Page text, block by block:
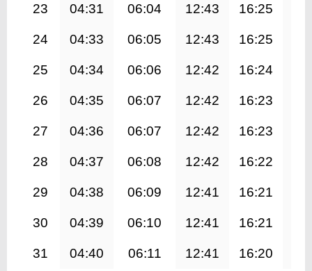
23 04:31 06:04 12:43 16:25
24 04:33 06:05 12:43 16:25
25 04:34 06:06 12:42 16:24
26 04:35 06:07 12:42 16:23
27 04:36 06:07 12:42 16:23
28 04:37 06:08 12:42 16:22
29 04:38 06:09 12:41 16:21
30 04:39 06:10 12:41 16:21
31 04:40 06:11 12:41 16:20